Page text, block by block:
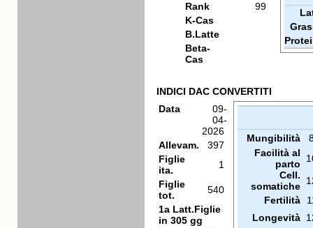
Rank
99
K-Cas
B.Latte
Beta-
Cas
INDICI DAC CONVERTITI
Data
09-
04-
2026
Allevam.
397
Figlie
ita.
1
Figlie
tot.
540
1a Latt.Figlie
in 305 gg
Mungibilità
Facilità al
parto
Cell.
somatiche
Fertilità
Longevità